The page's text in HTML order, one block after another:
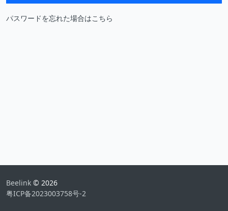
パスワードを忘れた場合はこちら
Beelink © 2026
粤ICP备2023003758号-2